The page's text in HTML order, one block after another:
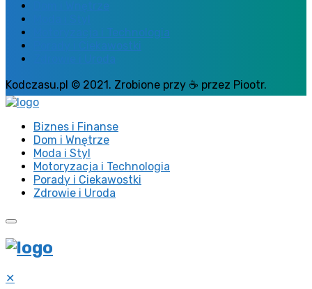
Motoryzacja i Technologia
Porady i Ciekawostki
Zdrowie i Uroda
Kodczasu.pl © 2021. Zrobione przy ☕ przez Piootr.
Biznes i Finanse
Dom i Wnętrze
Moda i Styl
Motoryzacja i Technologia
Porady i Ciekawostki
Zdrowie i Uroda
✕